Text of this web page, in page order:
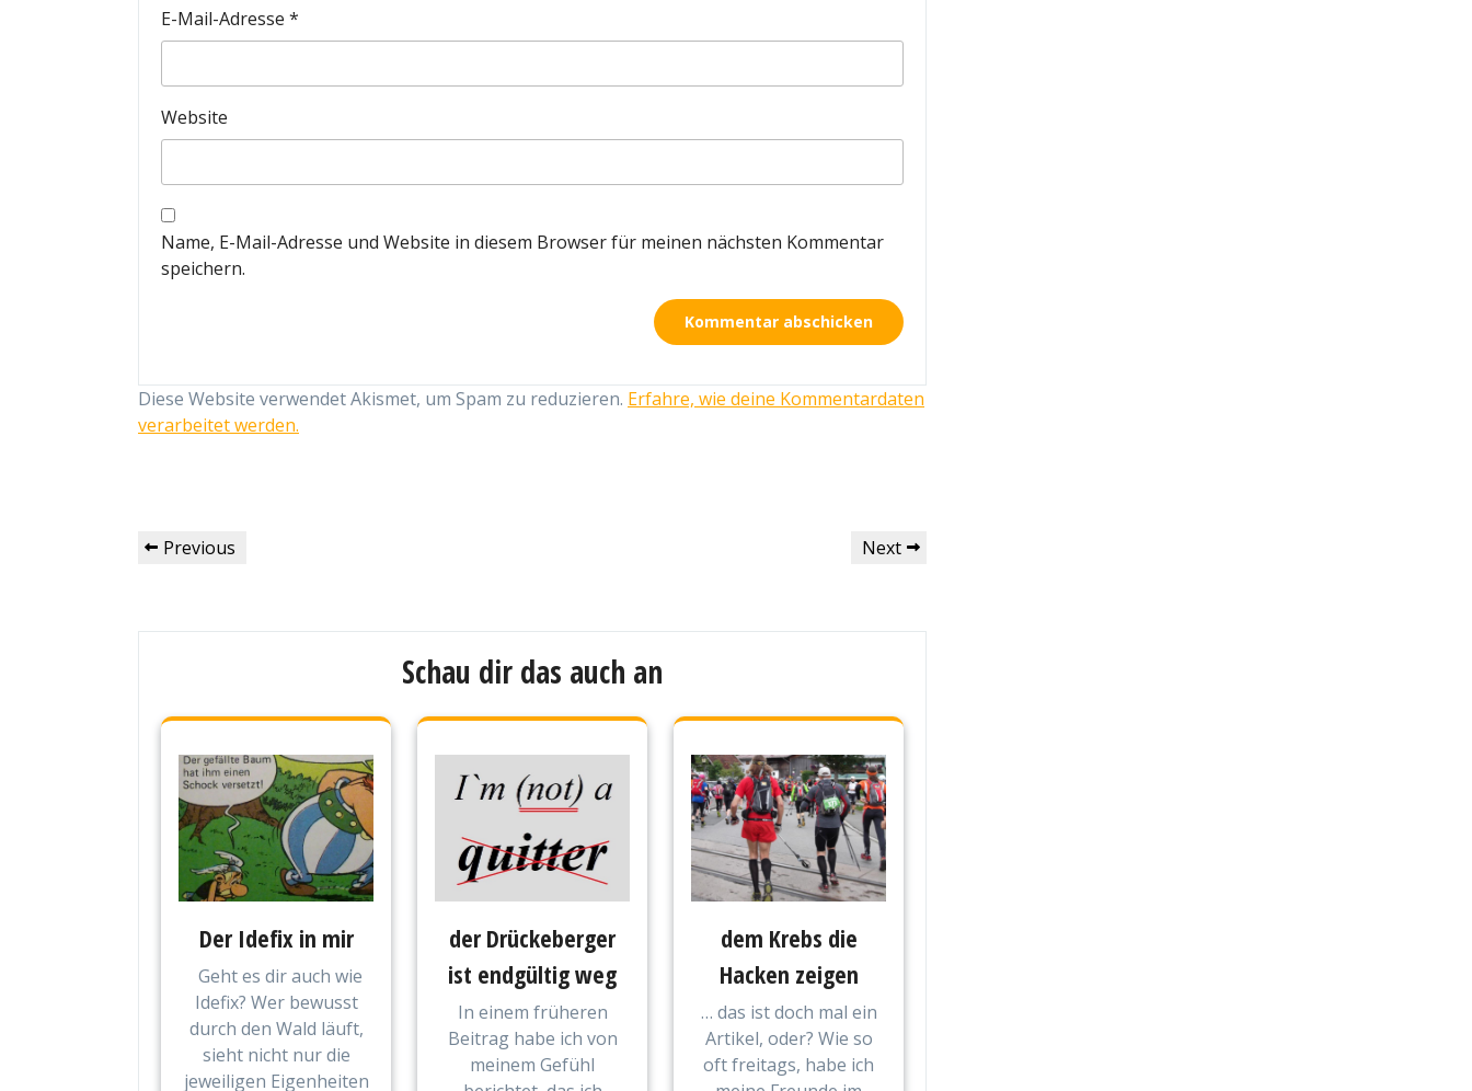
E-Mail-Adresse *
Website
Name, E-Mail-Adresse und Website in diesem Browser für meinen nächsten Kommentar
speichern.
Diese Website verwendet Akismet, um Spam zu reduzieren. Erfahre, wie deine Kommentardaten
verarbeitet werden.
Beitragsnavigation
Previous
Previous
Next
Next
Schau dir das auch an
Der Idefix in mir
Geht es dir auch wie
Idefix? Wer bewusst
durch den Wald läuft,
sieht nicht nur die
jeweiligen Eigenheiten
der Drückeberger
ist endgültig weg
In einem früheren
Beitrag habe ich von
meinem Gefühl
dem Krebs die
Hacken zeigen
… das ist doch mal ein
Artikel, oder? Wie so
oft freitags, habe ich